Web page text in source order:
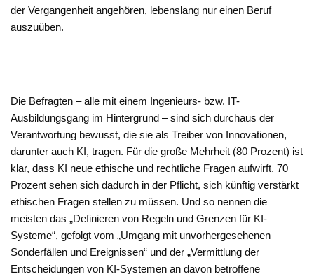
der Vergangenheit angehören, lebenslang nur einen Beruf
auszuüben.
Die Befragten – alle mit einem Ingenieurs- bzw. IT-
Ausbildungsgang im Hintergrund – sind sich durchaus der
Verantwortung bewusst, die sie als Treiber von Innovationen,
darunter auch KI, tragen. Für die große Mehrheit (80 Prozent) ist
klar, dass KI neue ethische und rechtliche Fragen aufwirft. 70
Prozent sehen sich dadurch in der Pflicht, sich künftig verstärkt
ethischen Fragen stellen zu müssen. Und so nennen die
meisten das „Definieren von Regeln und Grenzen für KI-
Systeme“, gefolgt vom „Umgang mit unvorhergesehenen
Sonderfällen und Ereignissen“ und der „Vermittlung der
Entscheidungen von KI-Systemen an davon betroffene